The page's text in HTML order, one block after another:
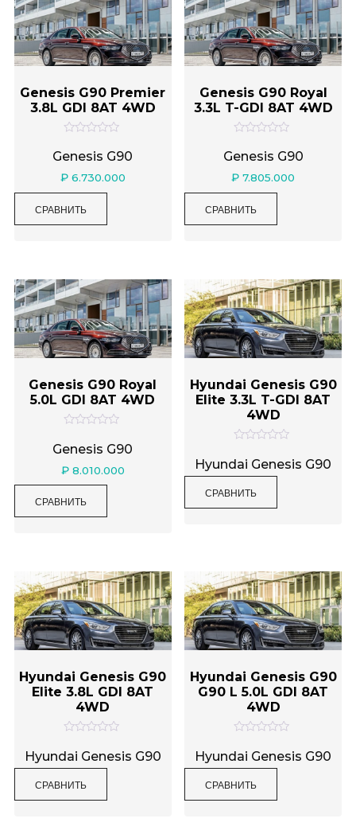
Genesis G90 Premier
3.8L GDI 8AT 4WD
ц
е
н
к
а
0
и
з
Genesis G90
₽6.730.000
СРАВНИТЬ
Genesis G90 Royal
3.3L T-GDI 8AT 4WD
ц
е
н
к
а
0
и
з
Genesis G90
₽ 7.805.000
СРАВНИТЬ
Genesis G90 Royal
5.0L GDI 8AT 4WD
ц
е
н
к
а
0
и
з
Genesis G90
₽8.010.000
СРАВНИТЬ
Hyundai Genesis G90
Elite 3.3L T-GDI 8AT
4WD
ц
е
к
0
Hyundai Genesis G90
СРАВНИТЬ
Hyundai Genesis G90
Elite 3.8L GDI 8AT
4WD
ц
е
к
0
Hyundai Genesis G90
СРАВНИТЬ
Hyundai Genesis G90
G90 L 5.0L GDI 8AT
4WD
ц
е
к
0
Hyundai Genesis G90
СРАВНИТЬ